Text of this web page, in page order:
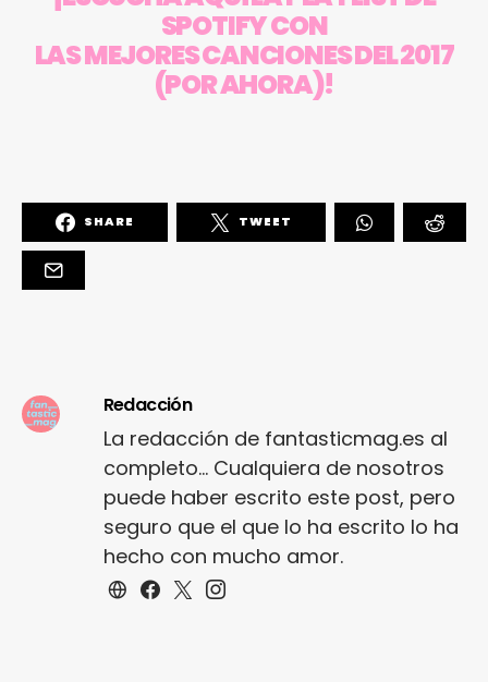
SPOTIFY CON
LAS MEJORES CANCIONES DEL 2017
(POR AHORA)!
SHARE TWEET
Redacción
La redacción de fantasticmag.es al
completo... Cualquiera de nosotros
puede haber escrito este post, pero
seguro que el que lo ha escrito lo ha
hecho con mucho amor.